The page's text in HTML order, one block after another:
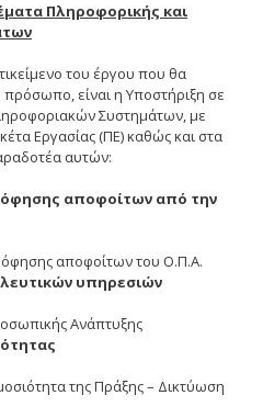
Πληροφορικής και
του έργου που θα
είναι η Υποστήριξη σε
Συστημάτων, με
Εργασίας (ΠΕ) καθώς και στα
αυτών:
αποφοίτων από την
αποφοίτων του Ο.Π.Α.
υπηρεσιών
Ανάπτυξης
της Πράξης – Δικτύωση